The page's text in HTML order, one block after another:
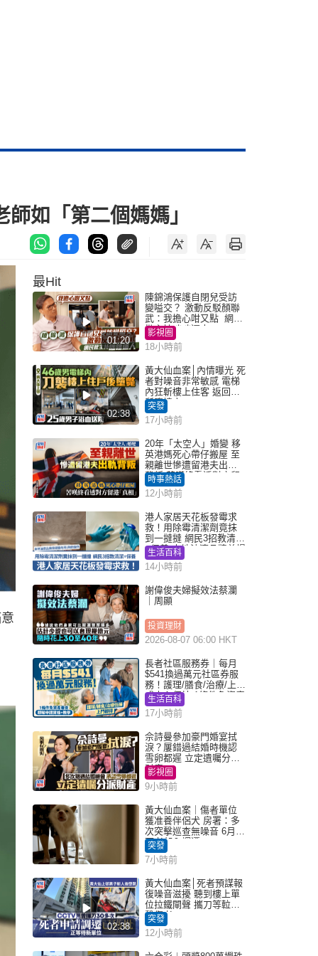
如「第二個媽媽」
最Hit
01:20
陳錦鴻保護自閉兒受訪
變嗌交？ 激動反駁顏聯
武：我擔心咁又點 網民
批主持咄咄逼人
影視圈
18小時前
02:38
黃大仙血案│內情曝光 死
者對噪音非常敏感 電梯
內狂斬樓上住客 返回住
所墮樓亡
突發
17小時前
20年「太空人」婚變 移
英港媽死心帶仔搬屋 至
親離世慘遭留港夫出軌
背叛 苦嘆終看透對方留
港「真相」｜Juicy叮
時事熱話
12小時前
港人家居天花板發霉求
救！用除霉清潔劑竟抹
到一撻撻 網民3招教清潔
+保養 本地油漆品牌曾提
醒勿用1物防變色
生活百科
14小時前
謝偉俊夫婦擬效法蔡瀾
｜周顯
投資理財
2026-08-07 06:00 HKT
長者社區服務券｜每月
$541換過萬元社區券服
務！護理/膳食/治療/上門
或中心任揀 1條件免資產
審查（附申請資格及教
學）
生活百科
17小時前
佘詩曼參加豪門婚宴拭
淚？屢錯過結婚時機認
雪卵都遲 立定遺囑分派
財產
影視圈
9小時前
黃大仙血案｜傷者單位
獲准養伴侶犬 房署：多
次突擊巡查無噪音 6月批
死者邨內調遷
突發
7小時前
02:38
黃大仙血案│死者預謀報
復噪音滋擾 聽到樓上單
位拉鐵閘聲 攜刀等𨋢伏
擊傷者
突發
12小時前